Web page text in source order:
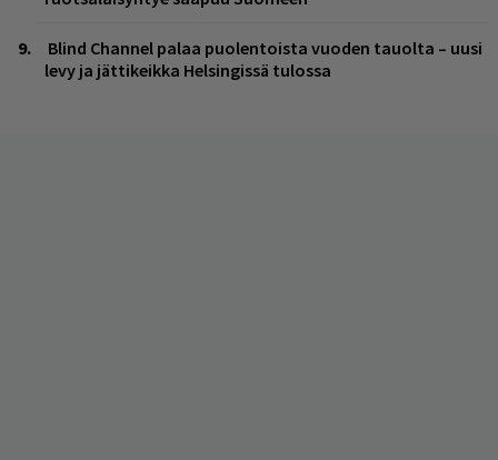
Blind Channel palaa puolentoista vuoden tauolta – uusi
levy ja jättikeikka Helsingissä tulossa